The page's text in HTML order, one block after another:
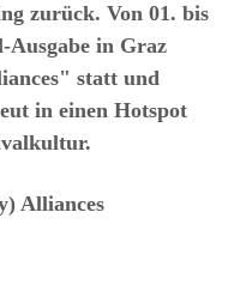
zurück. Von 01. bis
Ausgabe in Graz
statt und
in einen Hotspot
Alliances